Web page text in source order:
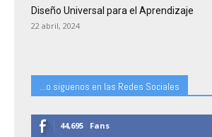
Diseño Universal para el Aprendizaje
22 abril, 2024
...o siguenos en las Redes Sociales
44,695 Fans